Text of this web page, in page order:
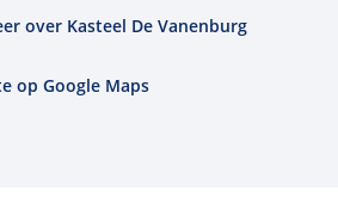
over Kasteel De Vanenburg
op Google Maps